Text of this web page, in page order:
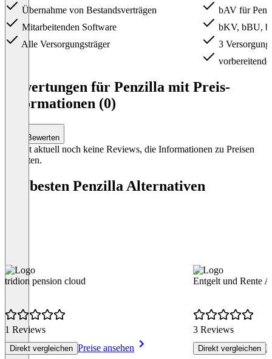
Übernahme von Bestandsverträgen
Mitarbeitenden Software
Alle Versorgungsträger
bAV für
bKV, bBU,
3
Bewertungen für Penzilla mit Preis-
Informationen (0)
Bewerten
Es gibt aktuell noch keine Reviews, die Informationen zu Preisen
enthalten.
Die besten Penzilla Alternativen
tridion pension cloud
1 Reviews
Direkt vergleichen Preise ansehen
Entgelt und Rente
3 Reviews
Direkt vergleichen